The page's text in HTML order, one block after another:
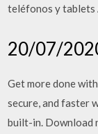
teléfonos y tablets
20/07/
Get more done
secure, and faster
built-in. Download